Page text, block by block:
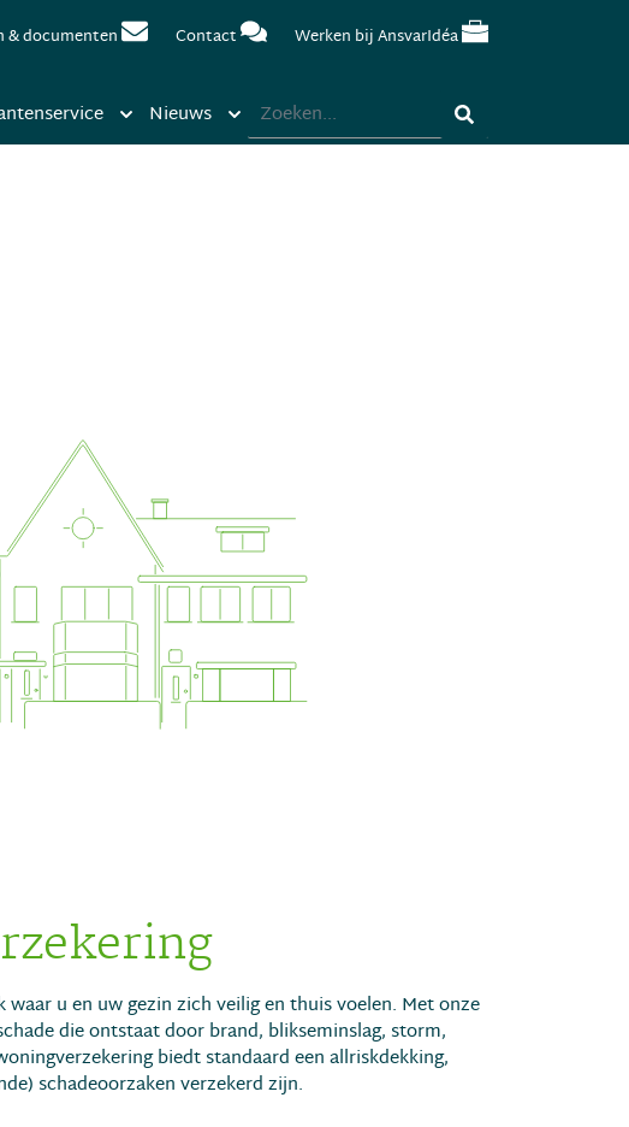
Nieuws
& documenten Contact Werken bij AnsvarIdéa
u en uw gezin zich veilig en thuis voelen. Met onze
die ontstaat door brand, blikseminslag, storm,
biedt standaard een allriskdekking,
schadeoorzaken verzekerd zijn.